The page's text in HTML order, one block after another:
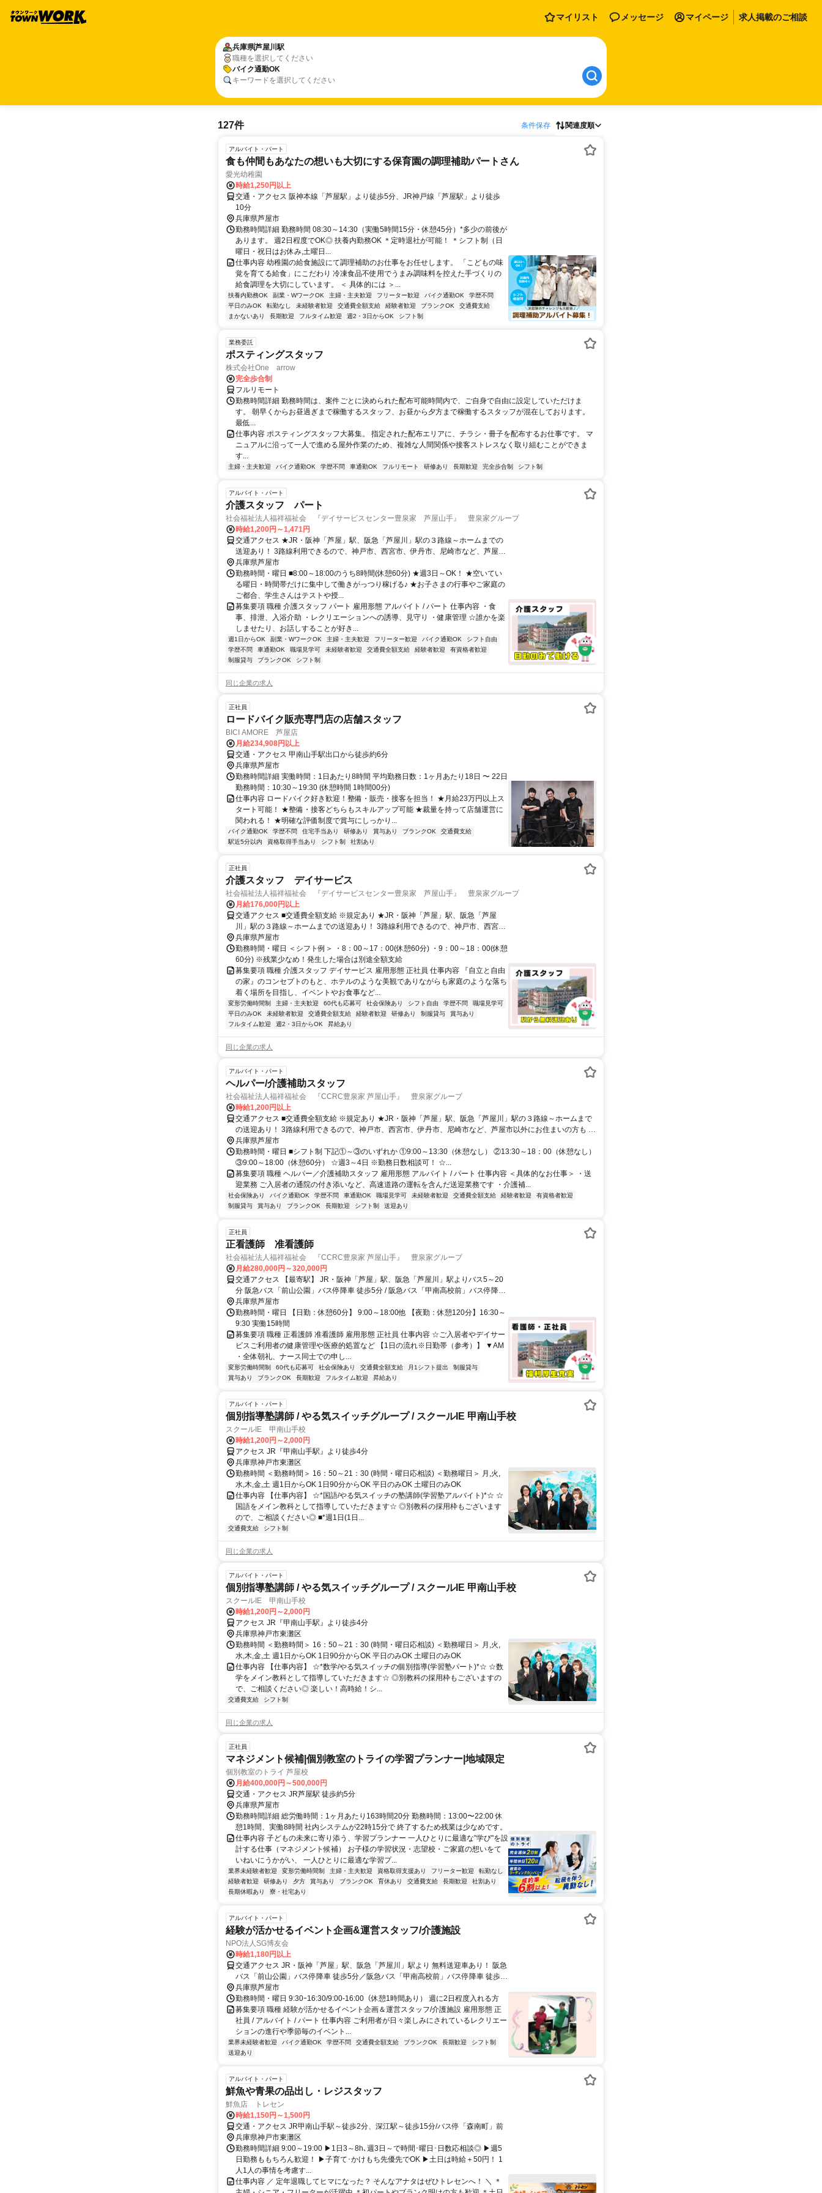
マイリスト メッセージ マイページ 求人掲載のご相談
兵庫県芦屋川駅
職種を選択してください
バイク通勤OK
キーワードを選択してください
127件 条件保存 関連度順
アルバイト・パート
食も仲間もあなたの想いも大切にする保育園の調理補助パートさん
愛光幼稚園
時給1,250円以上
交通・アクセス 阪神本線「芦屋駅」より徒歩5分、JR神戸線「芦屋駅」より徒歩
10分
兵庫県芦屋市
勤務時間詳細 勤務時間 08:30～14:30（実働5時間15分・休憩45分）*多少の前後が
あります。 週2日程度でOK◎ 扶養内勤務OK ＊定時退社が可能！ ＊シフト制（日
曜日・祝日はお休み,土曜日...
仕事内容 幼稚園の給食施設にて調理補助のお仕事をお任せします。 「こどもの味
覚を育てる給食」にこだわり 冷凍食品不使用でうまみ調味料を控えた手づくりの
給食調理を大切にしています。 ＜ 具体的には ＞...
扶養内勤務OK 副業・WワークOK 主婦・主夫歓迎 フリーター歓迎 バイク通勤OK
学歴不問
平日のみOK
転勤なし 未経験者歓迎 交通費全額支給 経験者歓迎 ブランクOK
交通費支給
まかないあり
長期歓迎 フルタイム歓迎 週2・3日からOK シフト制
業務委託
ポスティングスタッフ
株式会社One arrow
完全歩合制
フルリモート
勤務時間詳細 勤務時間は、案件ごとに決められた配布可能時間内で、ご自身で自由に設定していただけま
す。 朝早くからお昼過ぎまで稼働するスタッフ、お昼から夕方まで稼働するスタッフが混在しております。
最低...
仕事内容 ポスティングスタッフ大募集。 指定された配布エリアに、チラシ・冊子を配布するお仕事です。 マ
ニュアルに沿って一人で進める屋外作業のため、複雑な人間関係や接客ストレスなく取り組むことができま
す...
主婦・主夫歓迎 バイク通勤OK 学歴不問 車通勤OK フルリモート 研修あり 長期歓迎 完全歩合制 シフト制
アルバイト・パート
介護スタッフ パート
社会福祉法人福祥福祉会 『デイサービスセンター豊泉家 芦屋山手』 豊泉家グループ
時給1,200円～1,471円
交通アクセス ★JR・阪神「芦屋」駅、阪急「芦屋川」駅の３路線～ホームまでの
送迎あり！ 3路線利用できるので、神戸市、西宮市、伊丹市、尼崎市など、芦屋市
以外にお住まいの方も 通勤が便利です！ ★マイカー・バイク・自転車通勤OK！
（規定あり）
兵庫県芦屋市
勤務時間・曜日 ■8:00～18:00のうち8時間(休憩60分) ★週3日～OK！ ★空いてい
る曜日・時間帯だけに集中して働きがっつり稼げる♪ ★お子さまの行事やご家庭の
ご都合、学生さんはテストや授...
募集要項 職種 介護スタッフ パート 雇用形態 アルバイト / パート 仕事内容 ・食
事、排泄、入浴介助 ・レクリエーションへの誘導、見守り ・健康管理 ☆誰かを楽
しませたり、お話しすることが好き...
週1日からOK 副業・WワークOK 主婦・主夫歓迎 フリーター歓迎 バイク通勤OK
シフト自由
学歴不問
車通勤OK 職場見学可 未経験者歓迎 交通費全額支給 経験者歓迎
有資格者歓迎
制服貸与
ブランクOK シフト制
同じ企業の求人
正社員
ロードバイク販売専門店の店舗スタッフ
BICI AMORE 芦屋店
月給234,908円以上
交通・アクセス 甲南山手駅出口から徒歩約6分
兵庫県芦屋市
勤務時間詳細 実働時間：1日あたり8時間 平均勤務日数：1ヶ月あたり18日 〜 22日
勤務時間：10:30～19:30 (休憩時間 1時間00分)
仕事内容 ロードバイク好き歓迎！整備・販売・接客を担当！ ★月給23万円以上ス
タート可能！ ★整備・接客どちらもスキルアップ可能 ★裁量を持って店舗運営に
関われる！ ★明確な評価制度で賞与にしっかり...
バイク通勤OK 学歴不問 住宅手当あり 研修あり 賞与あり ブランクOK
交通費支給
駅近5分以内
資格取得手当あり シフト制 社割あり
正社員
介護スタッフ デイサービス
社会福祉法人福祥福祉会 『デイサービスセンター豊泉家 芦屋山手』 豊泉家グループ
月給176,000円以上
交通アクセス ■交通費全額支給 ※規定あり ★JR・阪神「芦屋」駅、阪急「芦屋
川」駅の３路線～ホームまでの送迎あり！ 3路線利用できるので、神戸市、西宮
市、伊丹市、尼崎市など、芦屋市以外にお住まいの方も 通勤が便利です！ ★マイ
カー・バイク・自転車通勤OK！（規定あり） 雨の日も快適に通勤できます♪
兵庫県芦屋市
勤務時間・曜日 ＜シフト例＞ ・8：00～17：00(休憩60分) ・9：00～18：00(休憩
60分) ※残業少なめ！発生した場合は別途全額支給
募集要項 職種 介護スタッフ デイサービス 雇用形態 正社員 仕事内容 『自立と自由
の家』のコンセプトのもと、ホテルのような美観でありながらも家庭のような落ち
着く場所を目指し、イベントやお食事など...
変形労働時間制 主婦・主夫歓迎 60代も応募可 社会保険あり シフト自由 学歴不問
職場見学可
平日のみOK
未経験者歓迎 交通費全額支給 経験者歓迎 研修あり 制服貸与
賞与あり
フルタイム歓迎
週2・3日からOK 昇給あり
同じ企業の求人
アルバイト・パート
ヘルパー/介護補助スタッフ
社会福祉法人福祥福祉会 『CCRC豊泉家 芦屋山手』 豊泉家グループ
時給1,200円以上
交通アクセス ■交通費全額支給 ※規定あり ★JR・阪神「芦屋」駅、阪急「芦屋川」駅の３路線～ホームまで
の送迎あり！ 3路線利用できるので、神戸市、西宮市、伊丹市、尼崎市など、芦屋市以外にお住まいの方も 通
兵庫県芦屋市
勤務時間・曜日 ■シフト制 下記①～③のいずれか ①9:00～13:30（休憩なし） ②13:30～18：00（休憩なし）
③9:00～18:00（休憩60分） ☆週3～4日 ※勤務日数相談可！ ☆...
募集要項 職種 ヘルパー／介護補助スタッフ 雇用形態 アルバイト / パート 仕事内容 ＜具体的なお仕事＞ ・送
迎業務 ご入居者の通院の付き添いなど、高速道路の運転を含んだ送迎業務です ・介護補...
社会保険あり バイク通勤OK 学歴不問 車通勤OK 職場見学可 未経験者歓迎 交通費全額支給 経験者歓迎
有資格者歓迎
制服貸与
賞与あり ブランクOK 長期歓迎 シフト制 送迎あり
正社員
正看護師 准看護師
社会福祉法人福祥福祉会 『CCRC豊泉家 芦屋山手』 豊泉家グループ
月給280,000円～320,000円
交通アクセス 【最寄駅】 JR・阪神「芦屋」駅、阪急「芦屋川」駅よりバス5～20
分 阪急バス「前山公園」バス停降車 徒歩5分 / 阪急バス「甲南高校前」バス停降車
徒歩10分 ※マイカー通勤OK ※バイク・自転車通勤OK
兵庫県芦屋市
勤務時間・曜日 【日勤：休憩60分】 9:00～18:00他 【夜勤：休憩120分】16:30～
9:30 実働15時間
募集要項 職種 正看護師 准看護師 雇用形態 正社員 仕事内容 ☆ご入居者やデイサー
ビスご利用者の健康管理や医療的処置など 【1日の流れ※日勤帯（参考）】 ▼AM
・全体朝礼、ナース同士での申し...
変形労働時間制 60代も応募可 社会保険あり 交通費全額支給 月1シフト提出
制服貸与
賞与あり
ブランクOK 長期歓迎 フルタイム歓迎 昇給あり
アルバイト・パート
個別指導塾講師 / やる気スイッチグループ / スクールIE 甲南山手校
スクールIE 甲南山手校
時給1,200円～2,000円
アクセス JR『甲南山手駅』より徒歩4分
兵庫県神戸市東灘区
勤務時間 ＜勤務時間＞ 16：50～21：30 (時間・曜日応相談) ＜勤務曜日＞ 月,火,
水,木,金,土 週1日からOK 1日90分からOK 平日のみOK 土曜日のみOK
仕事内容 【仕事内容】 ☆*国語/やる気スイッチの塾講師(学習塾アルバイト)*☆ ☆
国語をメイン教科として指導していただきます☆ ◎別教科の採用枠もございます
ので、ご相談ください◎ ■*週1日(1日...
交通費支給 シフト制
同じ企業の求人
アルバイト・パート
個別指導塾講師 / やる気スイッチグループ / スクールIE 甲南山手校
スクールIE 甲南山手校
時給1,200円～2,000円
アクセス JR『甲南山手駅』より徒歩4分
兵庫県神戸市東灘区
勤務時間 ＜勤務時間＞ 16：50～21：30 (時間・曜日応相談) ＜勤務曜日＞ 月,火,
水,木,金,土 週1日からOK 1日90分からOK 平日のみOK 土曜日のみOK
仕事内容 【仕事内容】 ☆*数学/やる気スイッチの個別指導(学習塾パート)*☆ ☆数
学をメイン教科として指導していただきます☆ ◎別教科の採用枠もございますの
で、ご相談ください◎ 楽しい！高時給！シ...
交通費支給 シフト制
同じ企業の求人
正社員
マネジメント候補|個別教室のトライの学習プランナー|地域限定
個別教室のトライ 芦屋校
月給400,000円～500,000円
交通・アクセス JR芦屋駅 徒歩約5分
兵庫県芦屋市
勤務時間詳細 総労働時間：1ヶ月あたり163時間20分 勤務時間：13:00〜22:00 休
憩1時間、実働8時間 社内システムが22時15分で 終了するため残業は少なめです。
仕事内容 子どもの未来に寄り添う、学習プランナー 一人ひとりに最適な"学び"を設
計する仕事（マネジメント候補） お子様の学習状況・志望校・ご家庭の想いをて
いねいにうかがい、 一人ひとりに最適な学習プ...
業界未経験者歓迎 変形労働時間制 主婦・主夫歓迎 資格取得支援あり フリーター歓迎
転勤なし
経験者歓迎
研修あり 夕方 賞与あり ブランクOK 育休あり 交通費支給 長期歓迎
社割あり
長期休暇あり
寮・社宅あり
アルバイト・パート
経験が活かせるイベント企画&運営スタッフ/介護施設
NPO法人SG博友会
時給1,180円以上
交通アクセス JR・阪神「芦屋」駅、阪急「芦屋川」駅より 無料送迎車あり！ 阪急
バス「前山公園」バス停降車 徒歩5分／阪急バス「甲南高校前」バス停降車 徒歩
10分 ※車・バイク・自転車通勤可
兵庫県芦屋市
勤務時間・曜日 9:30ｰ16:30/9:00-16:00（休憩1時間あり） 週に2日程度入れる方
募集要項 職種 経験が活かせるイベント企画＆運営スタッフ/介護施設 雇用形態 正
社員 / アルバイト / パート 仕事内容 ご利用者が日々楽しみにされているレクリエー
ションの進行や季節毎のイベント...
業界未経験者歓迎 バイク通勤OK 学歴不問 交通費全額支給 ブランクOK 長期歓迎
シフト制
送迎あり
アルバイト・パート
鮮魚や青果の品出し・レジスタッフ
鮮魚店 トレセン
時給1,150円～1,500円
交通・アクセス JR甲南山手駅～徒歩2分、深江駅～徒歩15分/バス停「森南町」前
兵庫県神戸市東灘区
勤務時間詳細 9:00～19:00 ▶1日3～8h､週3日～で時間･曜日･日数応相談◎ ▶週5
日勤務ももちろん歓迎！ ▶子育て･かけもち先優先でOK ▶土日は時給＋50円！ 1
人1人の事情を考慮す...
仕事内容 ／ 定年退職してヒマになった？ そんなアナタはぜひトレセンへ！ ＼ ＊